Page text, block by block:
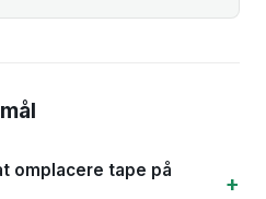
omplacere tape på